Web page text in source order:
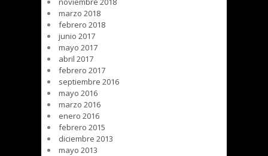
marzo 2018
febrero 2018
junio 2017
mayo 2017
abril 2017
febrero 2017
septiembre 2016
mayo 2016
marzo 2016
enero 2016
febrero 2015
diciembre 2013
mayo 2013